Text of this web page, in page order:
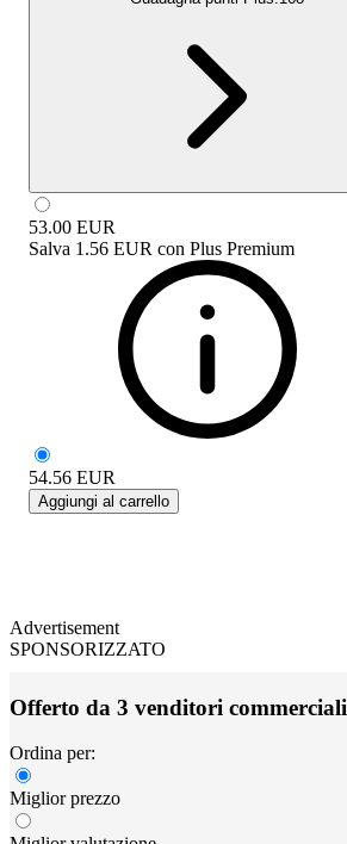
53.00 EUR
Salva 1.56 EUR con Plus Premium
54.56 EUR
Aggiungi al carrello
Advertisement
SPONSORIZZATO
Offerto da 3 venditori commerciali
Ordina per:
Miglior prezzo